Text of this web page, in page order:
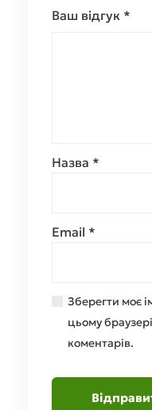
Ваш відгук *
Назва *
Email *
Зберегти моє
цьому
коментарів.